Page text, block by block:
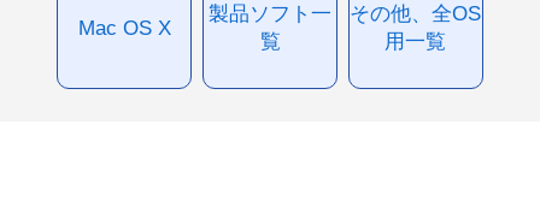
Mac OS X
製品ソフト一
覧
その他、全OS
用一覧